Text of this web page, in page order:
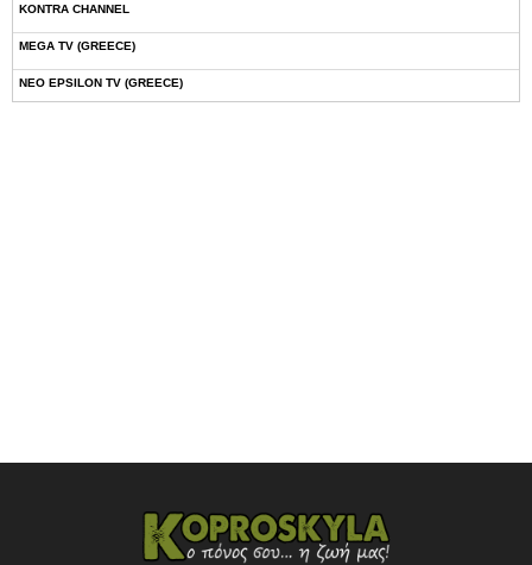
KONTRA CHANNEL
MEGA TV (GREECE)
NEO EPSILON TV (GREECE)